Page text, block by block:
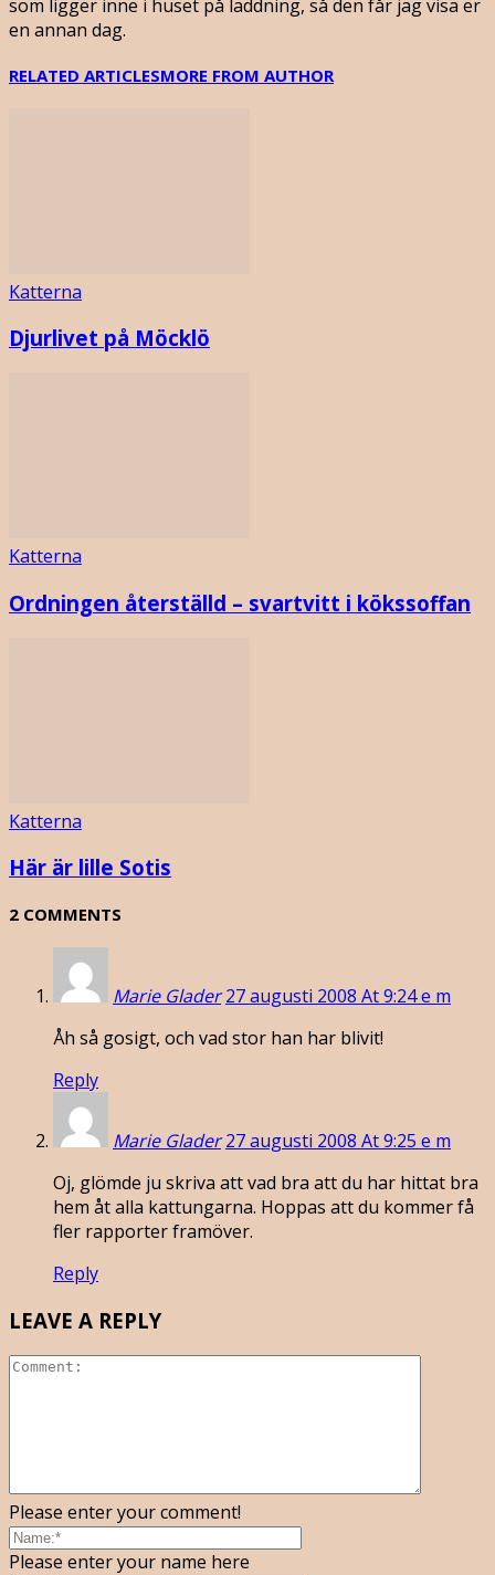
som ligger inne i huset på laddning, så den får jag visa er
en annan dag.
RELATED ARTICLESMORE FROM AUTHOR
Katterna
Djurlivet på Möcklö
Katterna
Ordningen återställd – svartvitt i kökssoffan
Katterna
Här är lille Sotis
2 COMMENTS
Marie Glader 27 augusti 2008 At 9:24 e m
Åh så gosigt, och vad stor han har blivit!
Reply
Marie Glader 27 augusti 2008 At 9:25 e m
Oj, glömde ju skriva att vad bra att du har hittat bra
hem åt alla kattungarna. Hoppas att du kommer få
fler rapporter framöver.
Reply
LEAVE A REPLY
Please enter your comment!
Please enter your name here